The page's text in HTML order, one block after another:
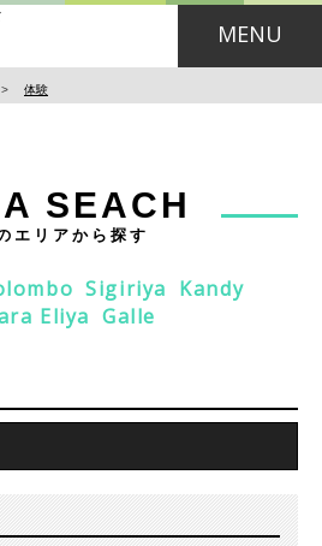
MENU
> 体験
SEACH
エリアから探す
Sigiriya Kandy
Eliya Galle